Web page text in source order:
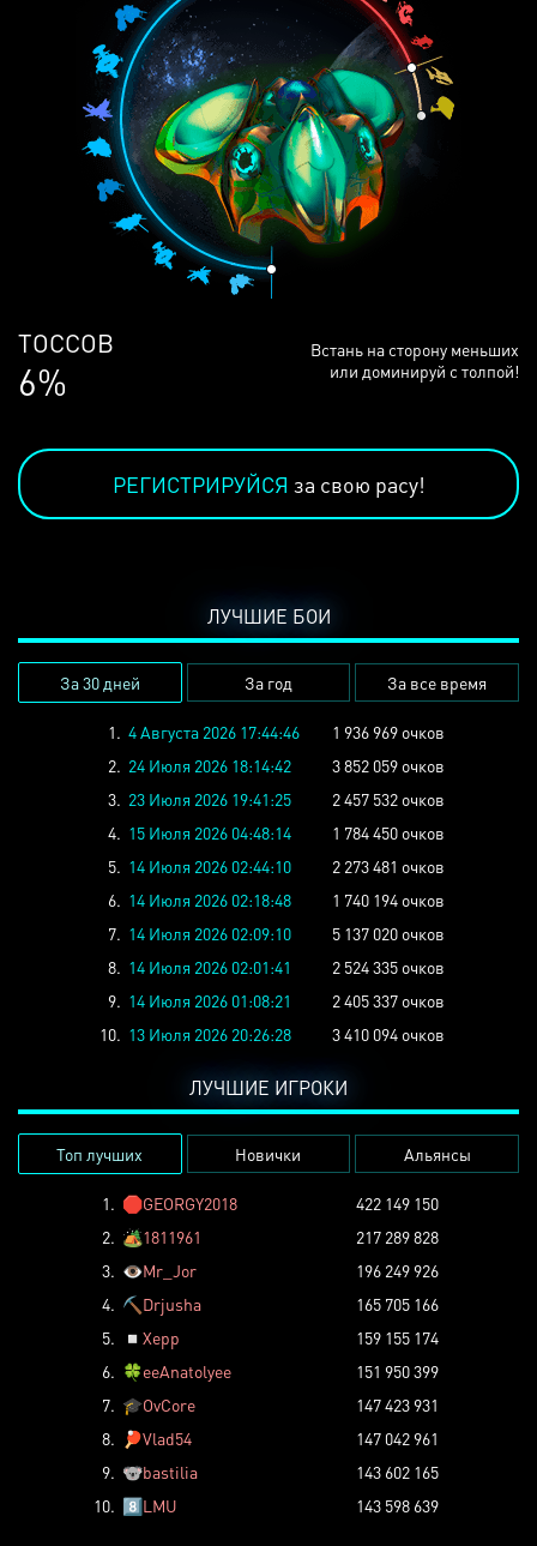
ЛЮДЕЙ
68%
Встань на сторону меньших
или доминируй с толпой!
РЕГИСТРИРУЙСЯ за свою расу!
ЛУЧШИЕ БОИ
За 30 дней За год За все время
1. 4 Августа 2026 17:44:46
1 936 969 очков
2. 24 Июля 2026 18:14:42
3 852 059 очков
3. 23 Июля 2026 19:41:25
2 457 532 очков
4. 15 Июля 2026 04:48:14
1 784 450 очков
5. 14 Июля 2026 02:44:10
2 273 481 очков
6. 14 Июля 2026 02:18:48
1 740 194 очков
7. 14 Июля 2026 02:09:10
5 137 020 очков
8. 14 Июля 2026 02:01:41
2 524 335 очков
9. 14 Июля 2026 01:08:21
2 405 337 очков
10. 13 Июля 2026 20:26:28 3 410 094 очков
ЛУЧШИЕ ИГРОКИ
Топ лучших Новички Альянсы
1. 🛑GEORGY2018
422 149 150
2. 🏕️1811961
217 289 828
3. 👁️Mr_Jor
196 249 926
4. ⛏️ Drjusha
165 705 166
5.
◽ Xepp
159 155 174
6. 🍀eeAnatolyee
151 950 399
7. 🎓OvCore
147 423 931
8.
🏓Vlad54
147 042 961
9. 🐨bastilia
143 602 165
10. 8️⃣LMU 143 598 639